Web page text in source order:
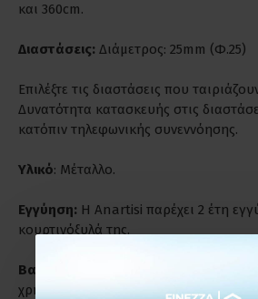
και 360cm.
Διαστάσεις: Διάμετρος: 25mm (Φ.25)
Επιλέξτε τις διαστάσεις που
Δυνατότητα κατασκευής στις
κατόπιν τηλεφωνικής συνεννόησης.
Υλικό: Μέταλλο.
Εγγύηση: Η Anartisi παρέχει 2 έτη
κουρτινόξυλά της.
Βαριά Χρήση:
χρήση. Ενδύκνυνται για